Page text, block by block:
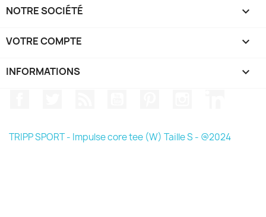
NOTRE SOCIÉTÉ 
VOTRE COMPTE 
INFORMATIONS keyboard_arrow_down
TRIPP SPORT - Impulse core tee (W) Taille S - @2024